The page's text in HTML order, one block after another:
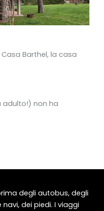
Barthel, la casa
adulto!) non ha
degli autobus, degli
dei piedi. I viaggi